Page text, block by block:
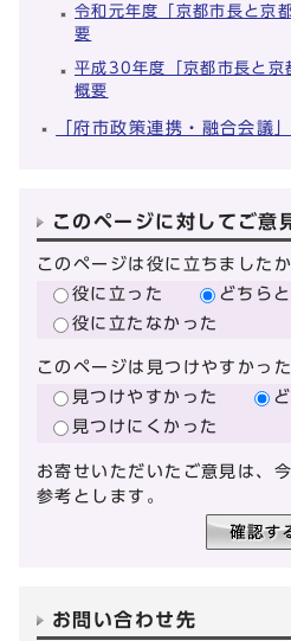
令和元年度「京都市長と京
要
平成30年度「京都市長と京
概要
「府市政策連携・融合会議
このページに対してご意
このページは役に立ちましたか
役に立った
どちら
役に立たなかった
このページは見つけやすかっ
見つけやすかった
見つけにくかった
お寄せいただいたご意見は、
参考とします。
お問い合わせ先